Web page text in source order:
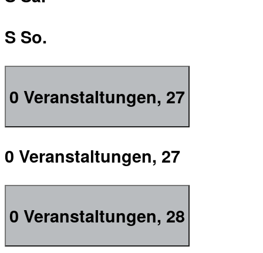
S So.
0 Veranstaltungen, 27
0 Veranstaltungen, 27
0 Veranstaltungen, 28